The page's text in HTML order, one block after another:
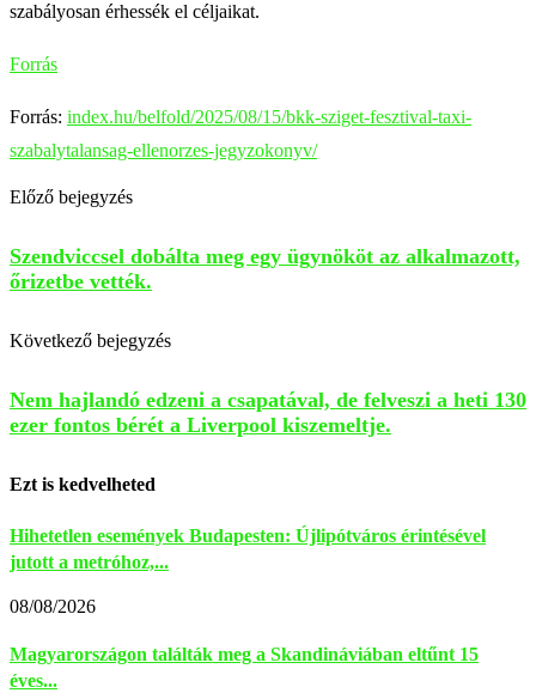
szabályosan érhessék el céljaikat.
Forrás
Forrás: index.hu/belfold/2025/08/15/bkk-sziget-fesztival-taxi-
szabalytalansag-ellenorzes-jegyzokonyv/
Előző bejegyzés
Szendviccsel dobálta meg egy ügynököt az alkalmazott,
őrizetbe vették.
Következő bejegyzés
Nem hajlandó edzeni a csapatával, de felveszi a heti 130
ezer fontos bérét a Liverpool kiszemeltje.
Ezt is kedvelheted
Hihetetlen események Budapesten: Újlipótváros érintésével
jutott a metróhoz,...
08/08/2026
Magyarországon találták meg a Skandináviában eltűnt 15
éves...